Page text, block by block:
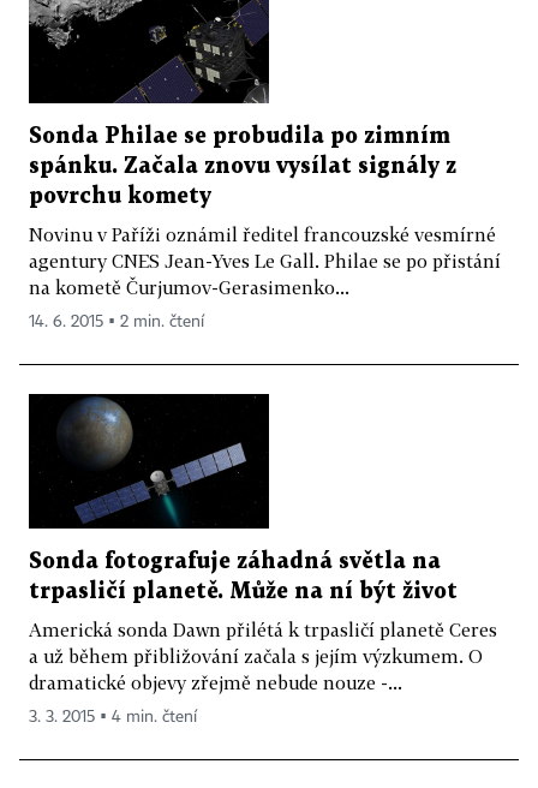
Sonda Philae se probudila po zimním
spánku. Začala znovu vysílat signály z
povrchu komety
Novinu v Paříži oznámil ředitel francouzské vesmírné
agentury CNES Jean-Yves Le Gall. Philae se po přistání
na kometě Čurjumov-Gerasimenko...
14. 6. 2015 ▪ 2 min. čtení
Sonda fotografuje záhadná světla na
trpasličí planetě. Může na ní být život
Americká sonda Dawn přilétá k trpasličí planetě Ceres
a už během přibližování začala s jejím výzkumem. O
dramatické objevy zřejmě nebude nouze -...
3. 3. 2015 ▪ 4 min. čtení